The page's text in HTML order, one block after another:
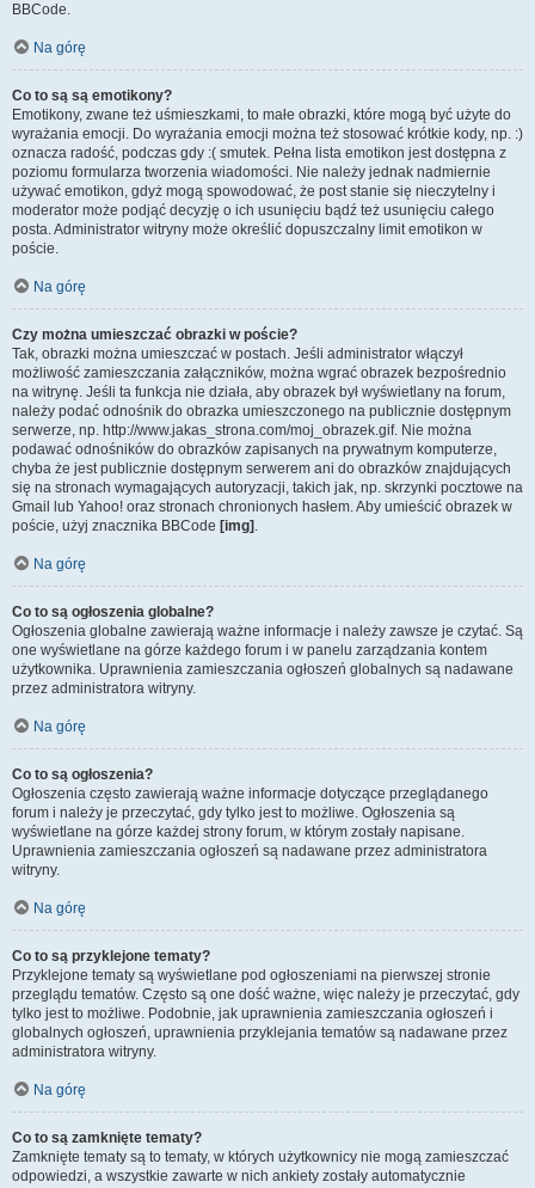
BBCode.
Na górę
Co to są są emotikony?
Emotikony, zwane też uśmieszkami, to małe obrazki, które mogą być użyte do
wyrażania emocji. Do wyrażania emocji można też stosować krótkie kody, np. :)
oznacza radość, podczas gdy :( smutek. Pełna lista emotikon jest dostępna z
poziomu formularza tworzenia wiadomości. Nie należy jednak nadmiernie
używać emotikon, gdyż mogą spowodować, że post stanie się nieczytelny i
moderator może podjąć decyzję o ich usunięciu bądź też usunięciu całego
posta. Administrator witryny może określić dopuszczalny limit emotikon w
poście.
Na górę
Czy można umieszczać obrazki w poście?
Tak, obrazki można umieszczać w postach. Jeśli administrator włączył
możliwość zamieszczania załączników, można wgrać obrazek bezpośrednio
na witrynę. Jeśli ta funkcja nie działa, aby obrazek był wyświetlany na forum,
należy podać odnośnik do obrazka umieszczonego na publicznie dostępnym
serwerze, np. http://www.jakas_strona.com/moj_obrazek.gif. Nie można
podawać odnośników do obrazków zapisanych na prywatnym komputerze,
chyba że jest publicznie dostępnym serwerem ani do obrazków znajdujących
się na stronach wymagających autoryzacji, takich jak, np. skrzynki pocztowe na
Gmail lub Yahoo! oraz stronach chronionych hasłem. Aby umieścić obrazek w
poście, użyj znacznika BBCode [img] .
Na górę
Co to są ogłoszenia globalne?
Ogłoszenia globalne zawierają ważne informacje i należy zawsze je czytać. Są
one wyświetlane na górze każdego forum i w panelu zarządzania kontem
użytkownika. Uprawnienia zamieszczania ogłoszeń globalnych są nadawane
przez administratora witryny.
Na górę
Co to są ogłoszenia?
Ogłoszenia często zawierają ważne informacje dotyczące przeglądanego
forum i należy je przeczytać, gdy tylko jest to możliwe. Ogłoszenia są
wyświetlane na górze każdej strony forum, w którym zostały napisane.
Uprawnienia zamieszczania ogłoszeń są nadawane przez administratora
witryny.
Na górę
Co to są przyklejone tematy?
Przyklejone tematy są wyświetlane pod ogłoszeniami na pierwszej stronie
przeglądu tematów. Często są one dość ważne, więc należy je przeczytać, gdy
tylko jest to możliwe. Podobnie, jak uprawnienia zamieszczania ogłoszeń i
globalnych ogłoszeń, uprawnienia przyklejania tematów są nadawane przez
administratora witryny.
Na górę
Co to są zamknięte tematy?
Zamknięte tematy są to tematy, w których użytkownicy nie mogą zamieszczać
odpowiedzi, a wszystkie zawarte w nich ankiety zostały automatycznie